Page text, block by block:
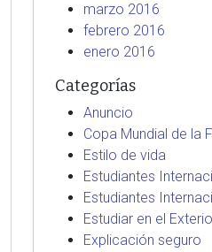
marzo 2016
febrero 2016
enero 2016
Categorías
Anuncio
Copa Mundial de la
Estilo de vida
Estudiantes
Estudiantes
Estudiar en el
Explicación seguro